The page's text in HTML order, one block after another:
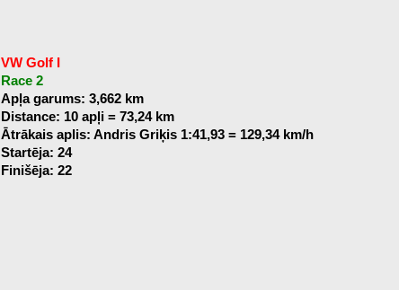
VW Golf I
Race 2
Apļa garums: 3,662 km
Distance: 10 apļi = 73,24 km
Ātrākais aplis: Andris Griķis 1:41,93 = 129,34 km/h
Startēja: 24
Finišēja: 22